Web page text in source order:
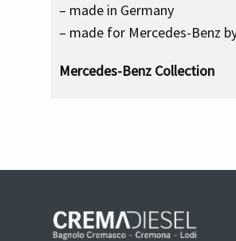
– made in Germany
– made for Mercedes-Benz
Mercedes-Benz Collection